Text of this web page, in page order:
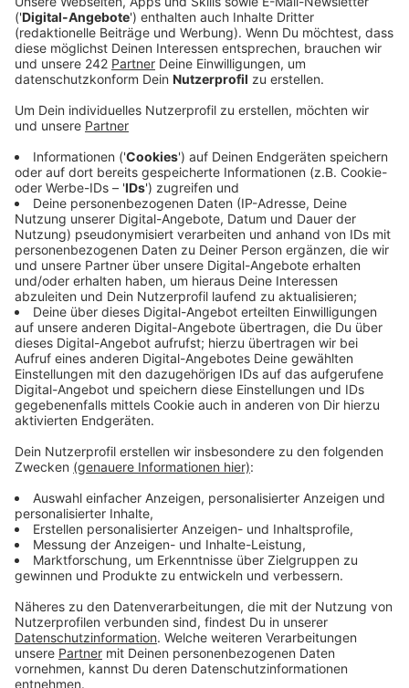
darunter EM-Spielorte
Anzeige
Hier wird nämlich eine Wohnraum-ID fällig. Das hat uns
Rechtsanwalt Arndt Kempgens
sind momentan die Städte Aachen, Bonn, Dortmund,
Düsseldorf, Köln und Münster. Die Wohnraum-ID wird
benötigt, bevor man etwas vermietet." Wichtig in
diesem Kontext:Dortmund, Düsseldorf und Köln sind
Spielorte der EM.
Die ID kann allerdings ziemlich einfach online beim
Bauportal der Landesregierung NRW beantragt
werden. Den entsprechenden Link findet ihrhier.
Hintergrund ist im Übrigen, dass in diesen Städten
Wohnraum eh schon knapp ist und so festgestellt
werden kann, wie lange welcher Wohnraum nicht
dauerhaft vermietet wird, sondern zum Beispiel an
Touristen.
Anzeige
Mieteinahmen versteuern?
Anzeige
Nun fragt sich wahrscheinlich noch der ein oder
andere, ob es nötig ist, die Mieteinnahmen zu
versteuern. Die Grenze liegt bei 520 Euro. "Das ist kein
Freibetrag, ab dem man etwas bezahlen muss. Es ist